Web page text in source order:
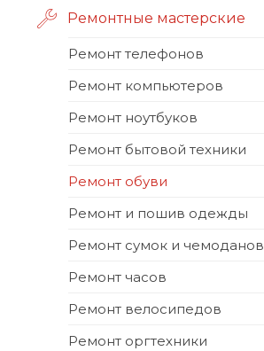
Ремонтные мастерские
Ремонт телефонов
Ремонт компьютеров
Ремонт ноутбуков
Ремонт бытовой техники
Ремонт обуви
Ремонт и пошив одежды
Ремонт сумок и чемоданов
Ремонт часов
Ремонт велосипедов
Ремонт оргтехники